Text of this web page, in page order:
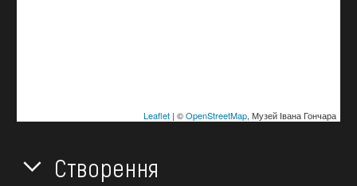
Leaflet| ©OpenStreetMap, Музей Івана Гончара
Створення